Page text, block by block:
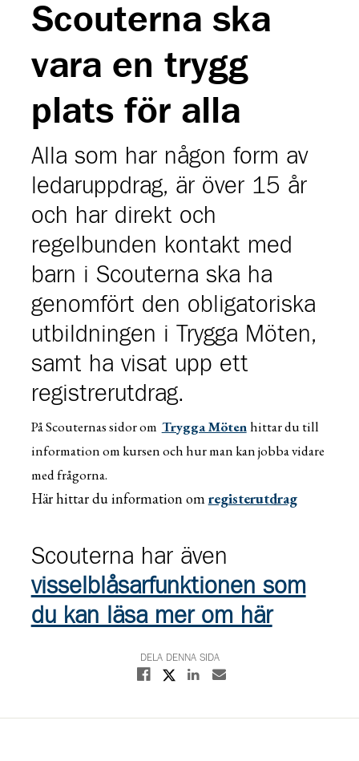
Scouterna ska
vara en trygg
plats för alla
Alla som har någon form av
ledaruppdrag, är över 15 år
och har direkt och
regelbunden kontakt med
barn i Scouterna ska ha
genomfört den obligatoriska
utbildningen i Trygga Möten,
samt ha visat upp ett
registrerutdrag.
På Scouternas sidor om Trygga Mötenhittar du till
information om kursen och hur man kan jobba vidare
med frågorna.
Här hittar du information omregisterutdrag
Scouterna har även
visselblåsarfunktionen som
du kan läsa mer om här
DELA DENNA SIDA
Dela på Facebook
Dela på XDela på Linkedin
Dela med E-post